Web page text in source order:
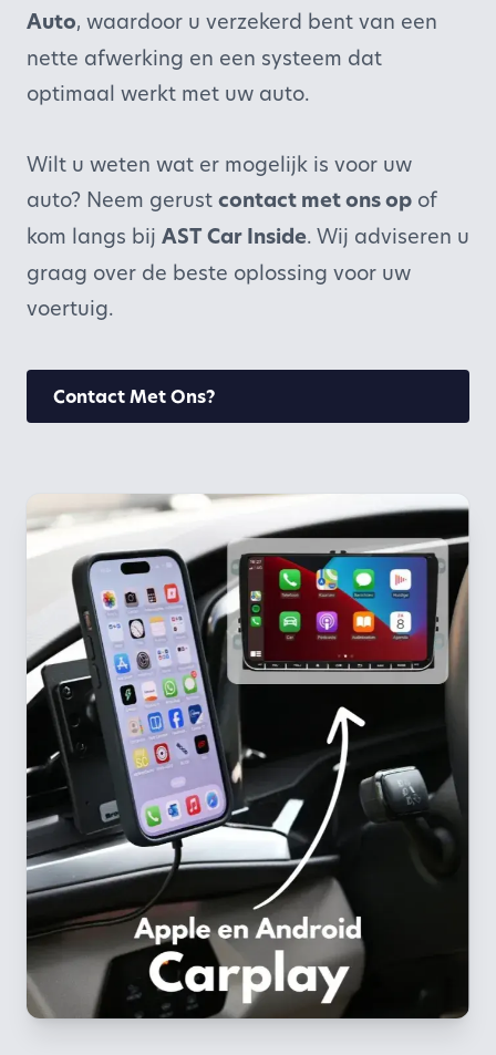
Auto, waardoor u verzekerd bent van een
nette afwerking en een systeem dat
optimaal werkt met uw auto.
Wilt u weten wat er mogelijk is voor uw
auto? Neem gerust contact met ons op of
kom langs bij AST Car Inside. Wij adviseren u
graag over de beste oplossing voor uw
voertuig.
Contact Met Ons?